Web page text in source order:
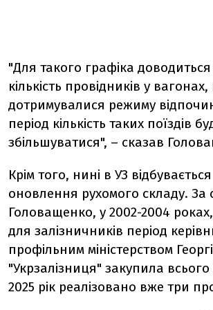
"Для такого графіка
кількість провідників у
дотримувалися режиму
період кількість таких поїздів
збільшуватися", – сказав
Крім того, нині в УЗ
оновлення рухомого складу. За
Головащенко, у 2002-2004
для залізничників період
профільним міністерством
"Укрзалізниця" закупила
2025 рік реалізовано вже три